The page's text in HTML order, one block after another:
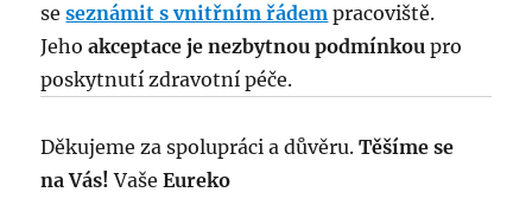
seseznámit s vnitřním řádem pracoviště.
Jehoakceptace je nezbytnou podmínkou pro
poskytnutí zdravotní péče.
Děkujeme za spolupráci a důvěru.Těšíme se
na Vás! VašeEureko